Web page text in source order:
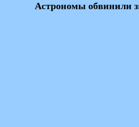
Астрономы обвинили